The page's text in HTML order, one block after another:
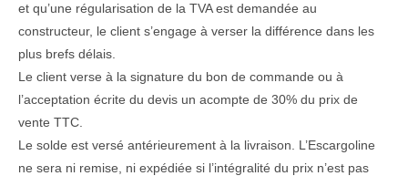
et qu’une régularisation de la TVA est demandée au
constructeur, le client s’engage à verser la différence dans les
plus brefs délais.
Le client verse à la signature du bon de commande ou à
l’acceptation écrite du devis un acompte de 30% du prix de
vente TTC.
Le solde est versé antérieurement à la livraison. L’Escargoline
ne sera ni remise, ni expédiée si l’intégralité du prix n’est pas